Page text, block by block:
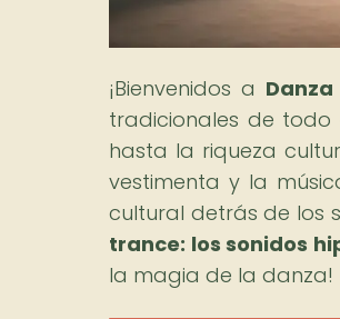
¡Bienvenidos a
tradicionales de todo
hasta la riqueza
vestimenta y la
cultural detrás de los
trance: los sonidos
la magia de la danza!